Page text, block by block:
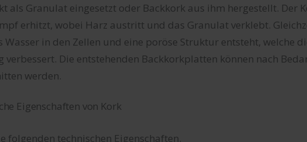
als Granulat eingesetzt oder Backkork aus ihm hergestellt. Der
erhitzt, wobei Harz austritt und das Granulat verklebt.
in den Zellen und eine poröse Struktur entsteht, welche
verbessert. Die entstehenden Backkorkplatten können nach
werden.
Eigenschaften von Kork
folgenden technischen Eigenschaften.